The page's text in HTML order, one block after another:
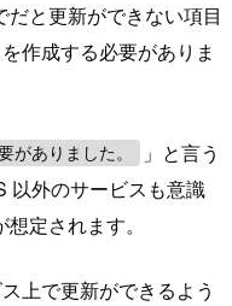
と更新ができない項目
作成する必要がありま
がありました。
」と言う
以外のサービスも意識
定されます。
上で更新ができるよう